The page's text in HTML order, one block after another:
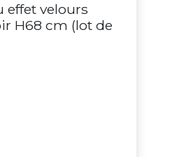
effet velours
H68 cm (lot de